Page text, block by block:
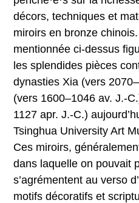
décors, techniques et
miroirs en bronze
mentionnée ci-dessus
les splendides pièces
dynasties Xia (vers
(vers 1600–1046 av. J.-
1127 apr. J.-C.)
Tsinghua University Art
Ces miroirs,
dans laquelle on pouvait
s’agrémentent au verso
motifs décoratifs et